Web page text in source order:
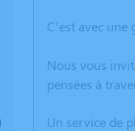
C’est avec
Nous vous
pensées à
Un service de